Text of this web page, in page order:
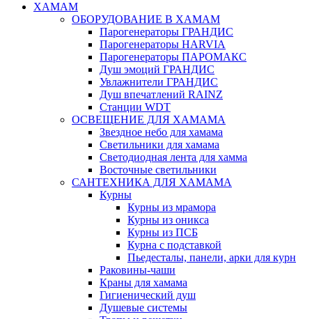
ХАМАМ
ОБОРУДОВАНИЕ В ХАМАМ
Парогенераторы ГРАНДИС
Парогенераторы HARVIA
Парогенераторы ПАРОМАКС
Душ эмоций ГРАНДИС
Увлажнители ГРАНДИС
Душ впечатлений RAINZ
Станции WDT
ОСВЕЩЕНИЕ ДЛЯ ХАМАМА
Звездное небо для хамама
Светильники для хамама
Светодиодная лента для хамма
Восточные светильники
САНТЕХНИКА ДЛЯ ХАМАМА
Курны
Курны из мрамора
Курны из оникса
Курны из ПСБ
Курна с подставкой
Пьедесталы, панели, арки для курн
Раковины-чаши
Краны для хамама
Гигиенический душ
Душевые системы